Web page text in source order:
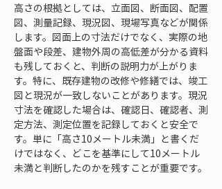
高さの根拠としては、立面図、断面図、配置
図、測量記録、現況図、現場写真などが関係
します。図面上の寸法だけでなく、実際の地
盤面や段差、建物外周の高低差が分かる資料
も残しておくと、判断の説明力が上がりま
す。特に、既存建物の改修や修繕では、竣工
図と現況が一致しないことがあります。現況
寸法を確認した場合は、確認日、確認者、測
定方法、測定位置を記録しておくと安全で
す。単に「高さ10メートル未満」と書くだ
けではなく、どこを基準にして10メートル
未満と判断したのかを残すことが重要です。